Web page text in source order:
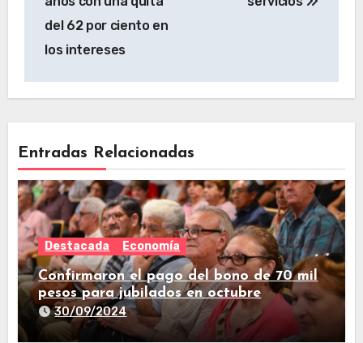
del 62 por ciento en
los intereses
Entradas Relacionadas
Destacada Economía
Confirmaron el pago del bono de 70 mil
pesos para jubilados en octubre
30/09/2024